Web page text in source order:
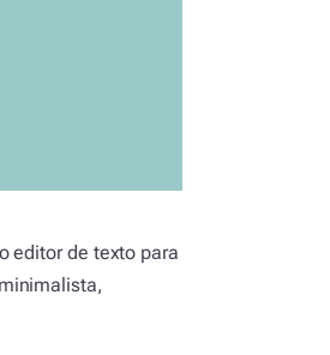
editor de texto para